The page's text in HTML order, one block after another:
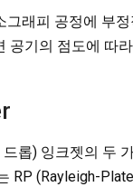
래피 공정에 부
공기의 점도에 따
롭) 잉크젯의 두
RP (Rayleigh-